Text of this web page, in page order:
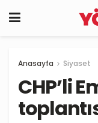
Anasayfa Siyaset
CHP’li